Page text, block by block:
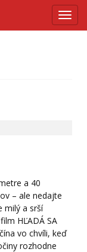
a 40
– ale nedajte
milý a srší
HĽADÁ SA
vo chvíli, keď
rozhodne